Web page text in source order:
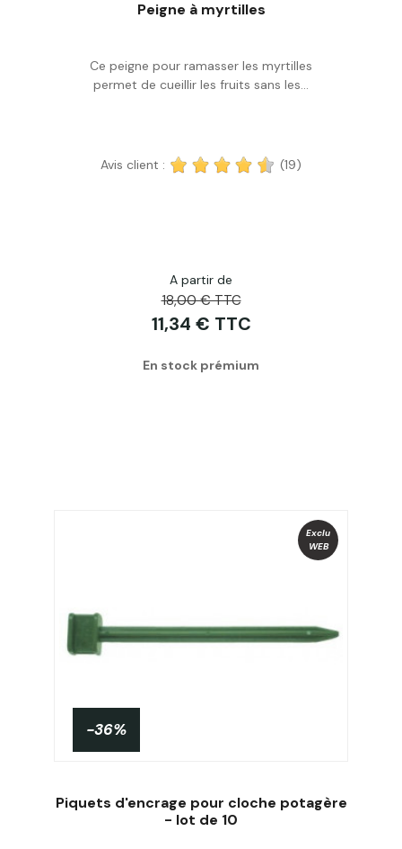
Acheter
Peigne à myrtilles
Ce peigne pour ramasser les myrtilles
permet de cueillir les fruits sans les...
Avis client : (19)
A partir de
18,00 € TTC
11,34 € TTC
En stock prémium
Exclu
WEB
-36%
Piquets d'encrage pour cloche potagère
- lot de 10